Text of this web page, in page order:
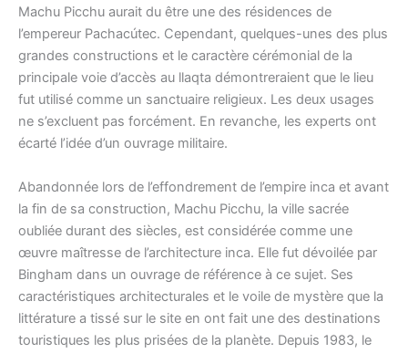
Machu Picchu aurait du être une des résidences de
l’empereur Pachacútec. Cependant, quelques-unes des plus
grandes constructions et le caractère cérémonial de la
principale voie d’accès au llaqta démontreraient que le lieu
fut utilisé comme un sanctuaire religieux. Les deux usages
ne s’excluent pas forcément. En revanche, les experts ont
écarté l’idée d’un ouvrage militaire.
Abandonnée lors de l’effondrement de l’empire inca et avant
la fin de sa construction, Machu Picchu, la ville sacrée
oubliée durant des siècles, est considérée comme une
œuvre maîtresse de l’architecture inca. Elle fut dévoilée par
Bingham dans un ouvrage de référence à ce sujet. Ses
caractéristiques architecturales et le voile de mystère que la
littérature a tissé sur le site en ont fait une des destinations
touristiques les plus prisées de la planète. Depuis 1983, le